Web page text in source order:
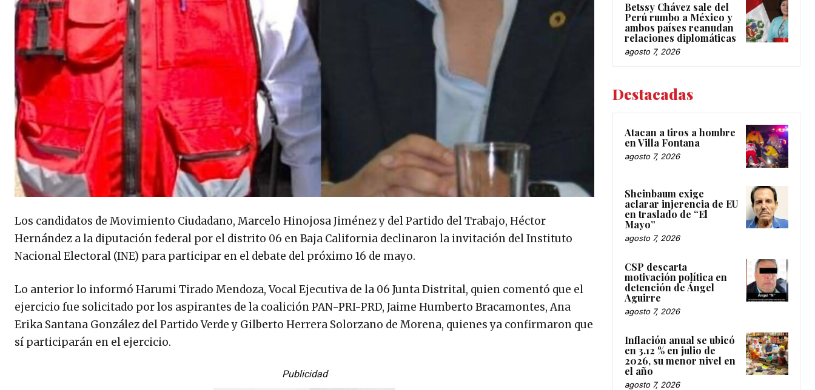
Los candidatos de Movimiento Ciudadano, Marcelo Hinojosa Jiménez y del Partido del Trabajo, Héctor
Hernández a la diputación federal por el distrito 06 en Baja California declinaron la invitación del Instituto
Nacional Electoral (INE) para participar en el debate del próximo 16 de mayo.
Lo anterior lo informó Harumi Tirado Mendoza, Vocal Ejecutiva de la 06 Junta Distrital, quien comentó que el
ejercicio fue solicitado por los aspirantes de la coalición PAN-PRI-PRD, Jaime Humberto Bracamontes, Ana
Erika Santana González del Partido Verde y Gilberto Herrera Solorzano de Morena, quienes ya confirmaron que
sí participarán en el ejercicio.
Publicidad
Betssy Chávez sale del
Perú rumbo a México y
ambos países reanudan
relaciones diplomáticas
agosto 7, 2026
Destacadas
Atacan a tiros a hombre
en Villa Fontana
agosto 7, 2026
Sheinbaum exige
aclarar injerencia de EU
en traslado de “El
Mayo”
agosto 7, 2026
CSP descarta
motivación política en
detención de Ángel
Aguirre
agosto 7, 2026
Inflación anual se ubicó
en 3.12 % en julio de
2026, su menor nivel en
el año
agosto 7, 2026